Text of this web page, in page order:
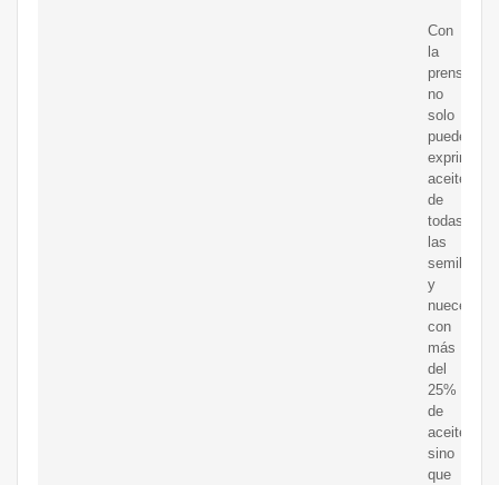
Con
la
prensa
no
solo
puede
exprimir
aceite
de
todas
las
semillas
y
nueces
con
más
del
25%
de
aceite,
sino
que